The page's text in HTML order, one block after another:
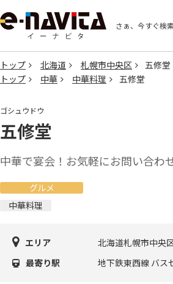
さぁ、今すぐ検
トップ 北海道 札幌市中央区
五修堂
トップ
中華 中華料理 五修堂
ゴシュウドウ
五修堂
中華で宴会！お気軽にお問い合わ
グルメ
中華料理
エリア
北海道札幌市中央
最寄り駅
地下鉄東西線 バス